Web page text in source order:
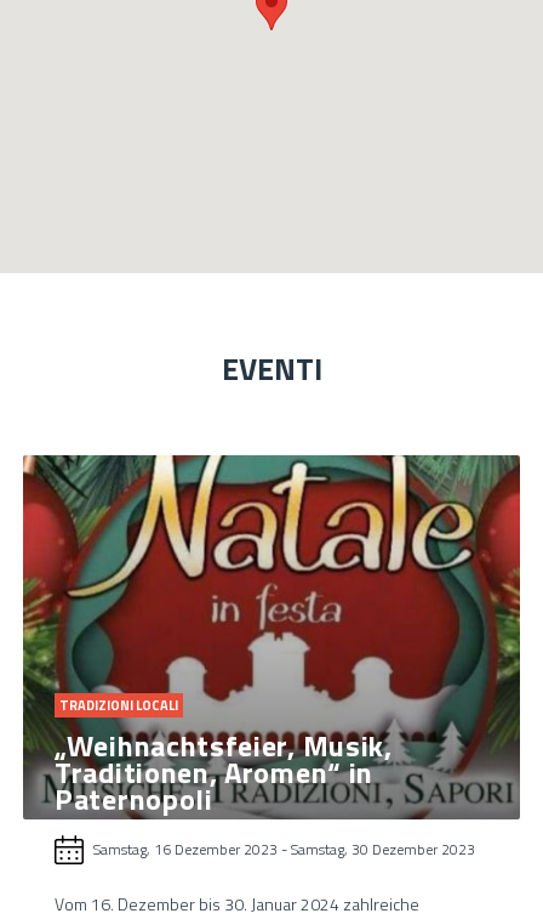
EVENTI
TRADIZIONI LOCALI
„Weihnachtsfeier, Musik,
Traditionen, Aromen“ in
Paternopoli
Samstag, 16 Dezember 2023 -Samstag, 30 Dezember 2023
Vom 16. Dezember bis 30. Januar 2024 zahlreiche